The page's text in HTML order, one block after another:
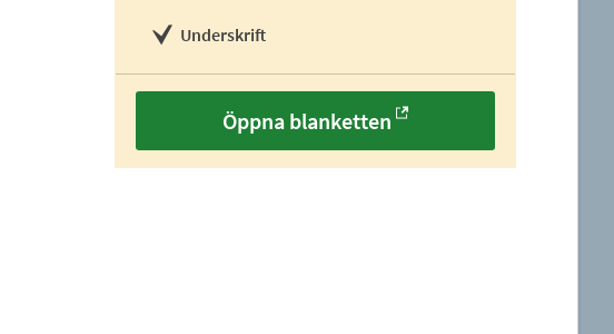
Underskrift
Öppna blanketten